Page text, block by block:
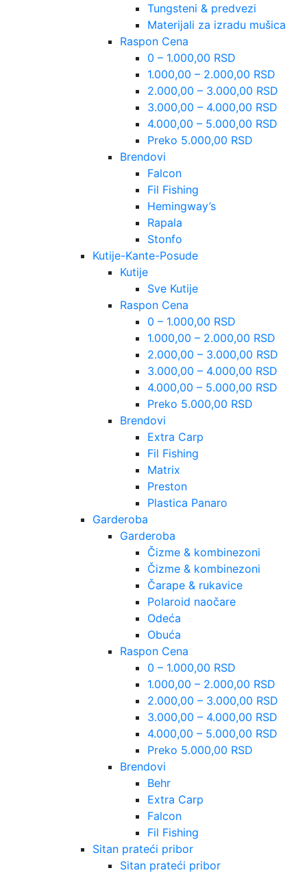
Tungsteni & predvezi
Materijali za izradu mušica
Raspon Cena
0 – 1.000,00 RSD
1.000,00 – 2.000,00 RSD
2.000,00 – 3.000,00 RSD
3.000,00 – 4.000,00 RSD
4.000,00 – 5.000,00 RSD
Preko 5.000,00 RSD
Brendovi
Falcon
Fil Fishing
Hemingway’s
Rapala
Stonfo
Kutije-Kante-Posude
Kutije
Sve Kutije
Raspon Cena
0 – 1.000,00 RSD
1.000,00 – 2.000,00 RSD
2.000,00 – 3.000,00 RSD
3.000,00 – 4.000,00 RSD
4.000,00 – 5.000,00 RSD
Preko 5.000,00 RSD
Brendovi
Extra Carp
Fil Fishing
Matrix
Preston
Plastica Panaro
Garderoba
Garderoba
Čizme & kombinezoni
Čizme & kombinezoni
Čarape & rukavice
Polaroid naočare
Odeća
Obuća
Raspon Cena
0 – 1.000,00 RSD
1.000,00 – 2.000,00 RSD
2.000,00 – 3.000,00 RSD
3.000,00 – 4.000,00 RSD
4.000,00 – 5.000,00 RSD
Preko 5.000,00 RSD
Brendovi
Behr
Extra Carp
Falcon
Fil Fishing
Sitan prateći pribor
Sitan prateći pribor